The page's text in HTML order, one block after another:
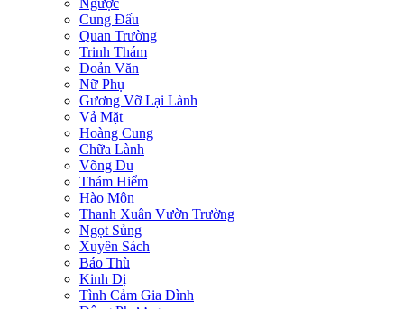
Ngược
Cung Đấu
Quan Trường
Trinh Thám
Đoản Văn
Nữ Phụ
Gương Vỡ Lại Lành
Vả Mặt
Hoàng Cung
Chữa Lành
Võng Du
Thám Hiểm
Hào Môn
Thanh Xuân Vườn Trường
Ngọt Sủng
Xuyên Sách
Báo Thù
Kinh Dị
Tình Cảm Gia Đình